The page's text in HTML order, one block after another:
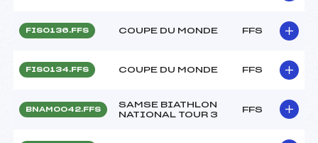
FIS0136.FFS COUPE DU MONDE FFS
FIS0134.FFS COUPE DU MONDE FFS
BNAM0042.FFS
SAMSE BIATHLON
NATIONAL TOUR 3
FFS